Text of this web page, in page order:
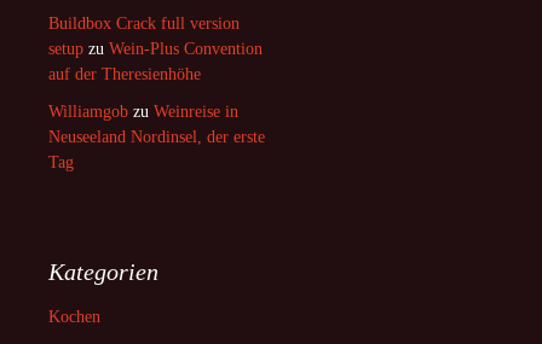
Buildbox Crack full version
setup zu Wein-Plus Convention
auf der Theresienhöhe
Williamgob zu Weinreise in
Neuseeland Nordinsel, der erste
Tag
Kategorien
Kochen